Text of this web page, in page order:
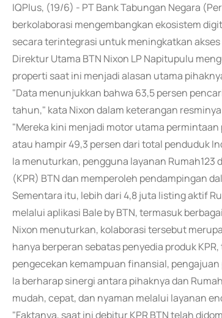
IQPlus, (19/6) - PT Bank Tabungan Negara
berkolaborasi mengembangkan ekosistem
secara terintegrasi untuk meningkatkan
Direktur Utama BTN Nixon LP Napitupulu
properti saat ini menjadi alasan utama
"Data menunjukkan bahwa 63,5 persen
tahun," kata Nixon dalam keterangan
"Mereka kini menjadi motor utama
atau hampir 49,3 persen dari total penduduk
Ia menuturkan, pengguna layanan
(KPR) BTN dan memperoleh pendampingan
Sementara itu, lebih dari 4,8 juta listing aktif
melalui aplikasi Bale by BTN, termasuk
Nixon menuturkan, kolaborasi tersebut
hanya berperan sebatas penyedia produk
pengecekan kemampuan finansial,
Ia berharap sinergi antara pihaknya dan
mudah, cepat, dan nyaman melalui layanan
"Faktanya, saat ini debitur KPR BTN telah